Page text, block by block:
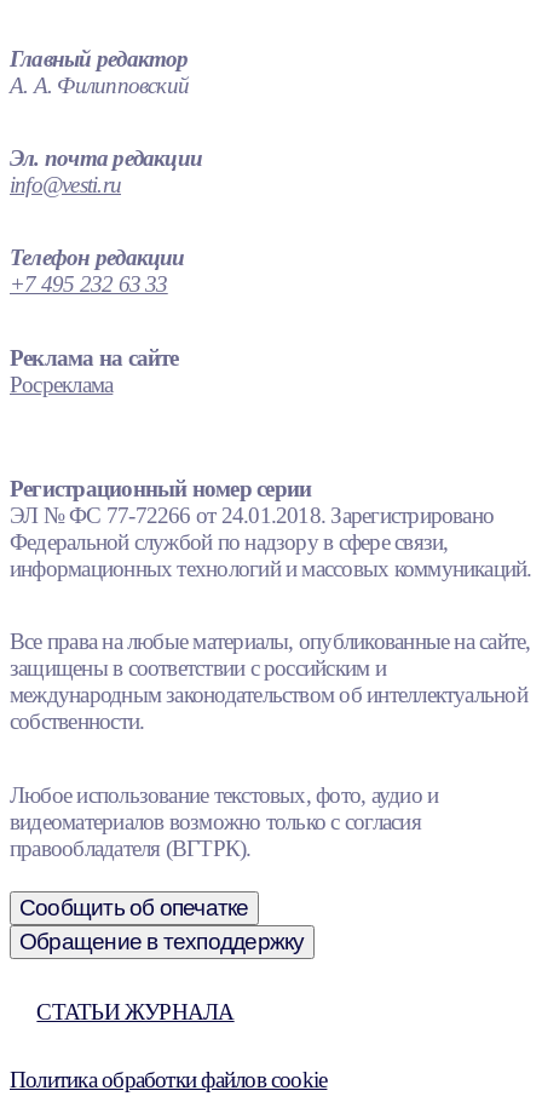
Главный редактор
А. А. Филипповский
Эл. почта редакции
info@vesti.ru
Телефон редакции
+7 495 232 63 33
Реклама на сайте
Росреклама
Регистрационный номер серии
ЭЛ № ФС 77-72266 от 24.01.2018. Зарегистрировано
Федеральной службой по надзору в сфере связи,
информационных технологий и массовых коммуникаций.
Все права на любые материалы, опубликованные на сайте,
защищены в соответствии с российским и
международным законодательством об интеллектуальной
собственности.
Любое использование текстовых, фото, аудио и
видеоматериалов возможно только с согласия
правообладателя (ВГТРК).
Сообщить об опечатке
Обращение в техподдержку
СТАТЬИ ЖУРНАЛА
Политика обработки файлов cookie